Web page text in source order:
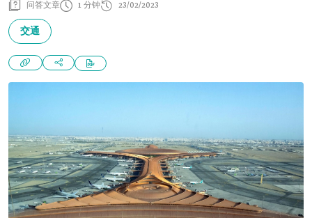
问答文章 1 分钟 23/02/2023
交通